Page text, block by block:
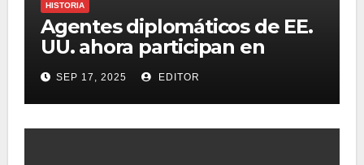
HISTORIA
Agentes diplomáticos de EE.
UU. ahora participan en
detenciones migratorias bajo
la administración Trump
SEP 17, 2025 EDITOR